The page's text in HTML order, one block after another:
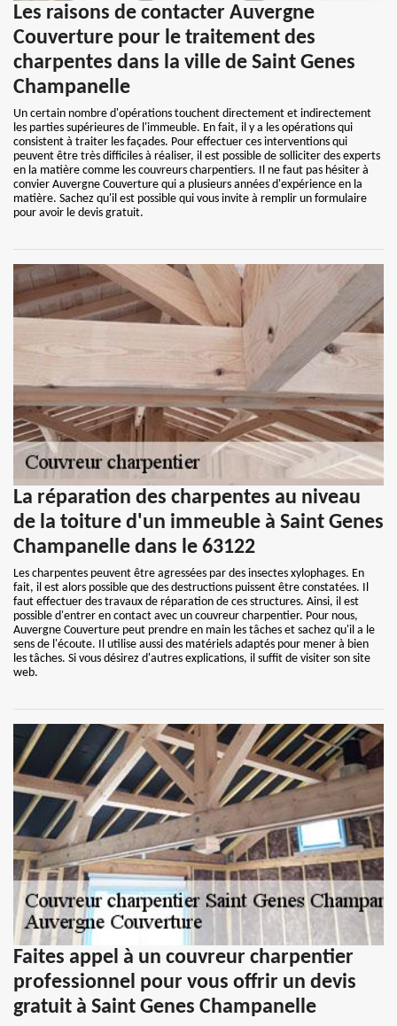
Les raisons de contacter Auvergne
Couverture pour le traitement des
charpentes dans la ville de Saint Genes
Champanelle
Un certain nombre d'opérations touchent directement et indirectement
les parties supérieures de l'immeuble. En fait, il y a les opérations qui
consistent à traiter les façades. Pour effectuer ces interventions qui
peuvent être très difficiles à réaliser, il est possible de solliciter des experts
en la matière comme les couvreurs charpentiers. Il ne faut pas hésiter à
convier Auvergne Couverture qui a plusieurs années d'expérience en la
matière. Sachez qu'il est possible qui vous invite à remplir un formulaire
pour avoir le devis gratuit.
La réparation des charpentes au niveau
de la toiture d'un immeuble à Saint Genes
Champanelle dans le 63122
Les charpentes peuvent être agressées par des insectes xylophages. En
fait, il est alors possible que des destructions puissent être constatées. Il
faut effectuer des travaux de réparation de ces structures. Ainsi, il est
possible d'entrer en contact avec un couvreur charpentier. Pour nous,
Auvergne Couverture peut prendre en main les tâches et sachez qu'il a le
sens de l'écoute. Il utilise aussi des matériels adaptés pour mener à bien
les tâches. Si vous désirez d'autres explications, il suffit de visiter son site
web.
Faites appel à un couvreur charpentier
professionnel pour vous offrir un devis
gratuit à Saint Genes Champanelle